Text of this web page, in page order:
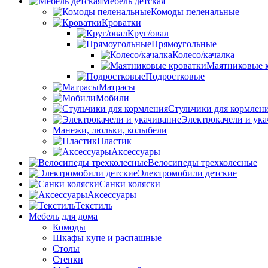
Комоды пеленальные
Кроватки
Круг/овал
Прямоугольные
Колесо/качалка
Маятниковые
Подростковые
Матрасы
Мобили
Стульчики для
Электрокачели и
Манежи, люльки, колыбели
Пластик
Аксессуары
Велосипеды трехколесные
Электромобили детские
Санки коляски
Аксессуары
Текстиль
Мебель для дома
Комоды
Шкафы купе и распашные
Столы
Стенки